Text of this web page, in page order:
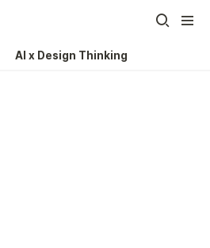
AI x Design Thinking